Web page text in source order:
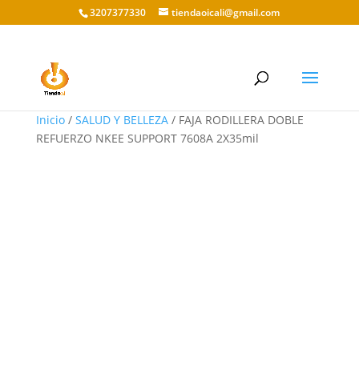
3207377330 tiendaoicali@gmail.com
Inicio/ SALUD Y BELLEZA/ FAJA RODILLERA DOBLE
REFUERZO NKEE SUPPORT 7608A 2X35mil